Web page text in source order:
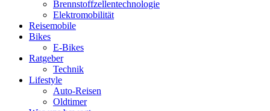
Brennstoffzellentechnologie
Elektromobilität
Reisemobile
Bikes
E-Bikes
Ratgeber
Technik
Lifestyle
Auto-Reisen
Oldtimer